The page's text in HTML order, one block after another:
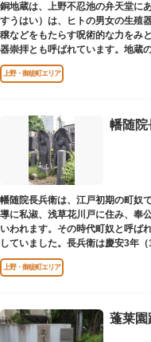
銅地蔵は、上野不忍池の弁天堂に
すうはい）は、ヒトの男女の生殖
穣などをもたらす呪術的な力をみ
器崇拝とも呼ばれています。地蔵
す。
上野・御徒町エリア
幡随院
幡随院長兵衛は、江戸初期の町奴
導に私淑、浅草花川戸に住み、奉
いわれます。その時代町奴と呼ば
していました。長兵衛は慶安3年
た。お墓は源空寺（げんくうじ）に
上野・御徒町エリア
蓬莱園